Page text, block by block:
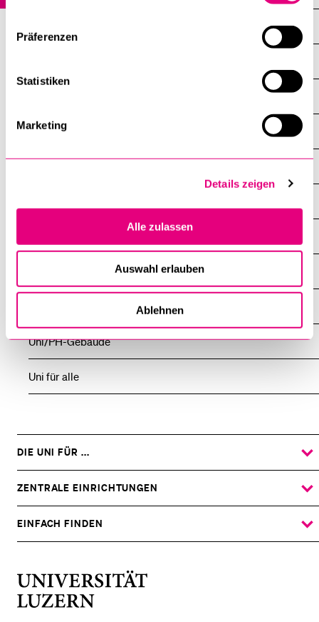
Präferenzen
Statistiken
Marketing
Details zeigen
Alle zulassen
Auswahl erlauben
Ablehnen
Sprachkurse
Uni/PH-Gebäude
Uni für alle
DIE UNI FÜR ...
DAS
UNTERMENÜ
ZENTRALE EINRICHTUNGEN
DAS
UNTERMENÜ
EINFACH FINDEN
DAS